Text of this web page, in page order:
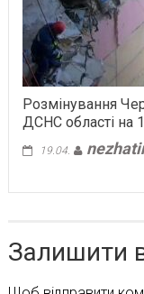
Розмінування
ДСНС області на
19.04.
Залишити